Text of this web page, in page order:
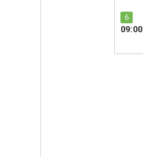
6
09:00